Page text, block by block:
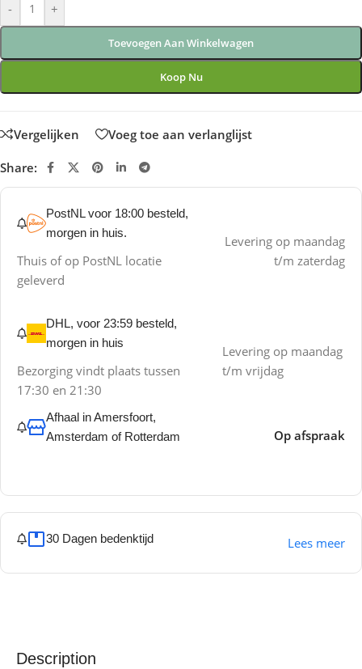
- +
Toevoegen Aan Winkelwagen
Koop Nu
Vergelijken Voeg toe aan verlanglijst
Share:
PostNL voor 18:00 besteld,
morgen in huis.
Thuis of op PostNL locatie
geleverd
Levering op maandag
t/m zaterdag
DHL, voor 23:59 besteld,
morgen in huis
Bezorging vindt plaats tussen
17:30 en 21:30
Levering op maandag
t/m vrijdag
Afhaal in Amersfoort,
Amsterdam of Rotterdam
Op afspraak
30 Dagen bedenktijd Lees meer
Description